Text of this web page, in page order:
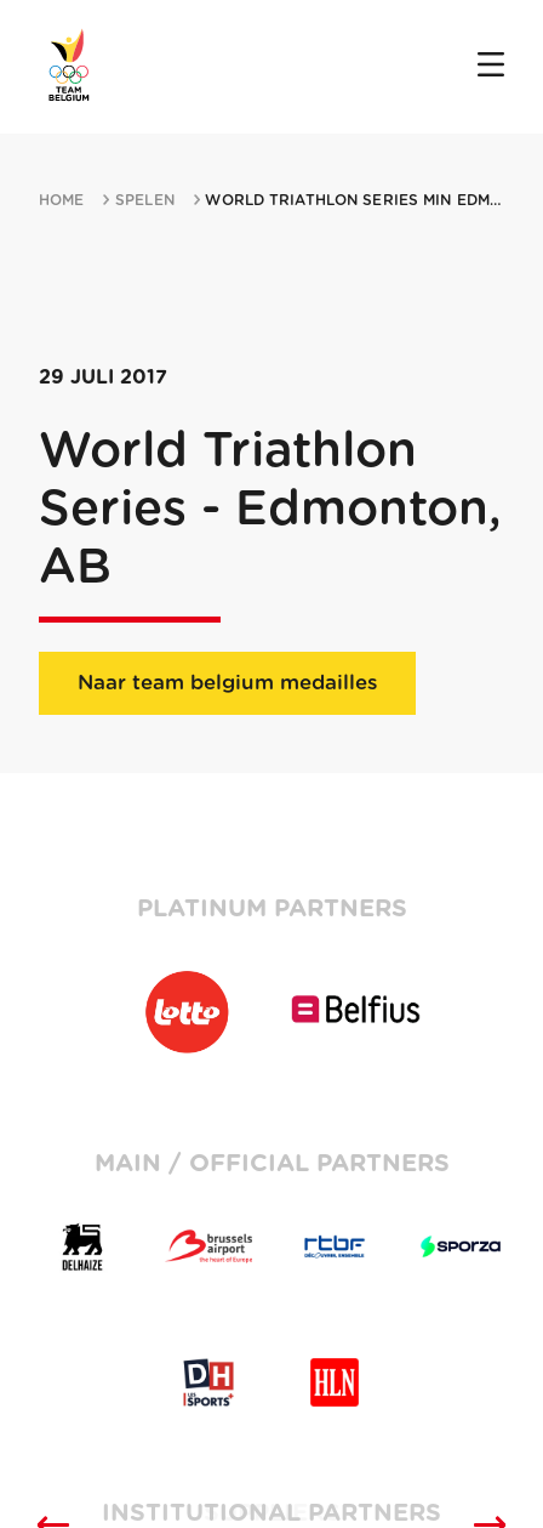
HOME SPELEN WORLD TRIATHLON SERIES MIN EDMONTON AB 29072017 EDMONTON
29 JULI 2017
World Triathlon
Series - Edmonton,
AB
Naar team belgium medailles
PLATINUM PARTNERS
MAIN / OFFICIAL PARTNERS
SUPPLIERS
INSTITUTIONAL PARTNERS